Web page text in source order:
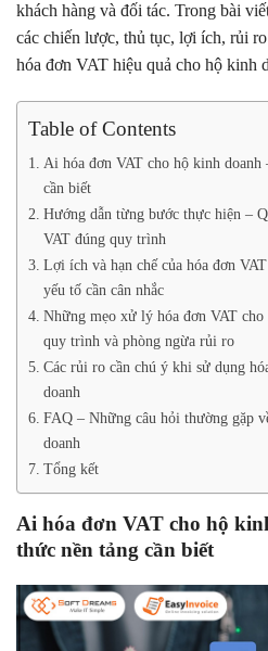
khách hàng và đối tác. Trong bài
các chiến lược, thủ tục, lợi ích, rủi
hóa đơn VAT hiệu quả cho hộ kinh
Table of Contents
Ai hóa đơn VAT cho hộ kinh
cần biết
Hướng dẫn từng bước thực hiện –
VAT đúng quy trình
Lợi ích và hạn chế của hóa đơn
yếu tố cần cân nhắc
Những mẹo xử lý hóa đơn VAT
quy trình và phòng ngừa rủi ro
Các rủi ro cần chú ý khi sử dụng
doanh
FAQ – Những câu hỏi thường gặp
doanh
Tổng kết
Ai hóa đơn VAT cho hộ
thức nền tảng cần biết